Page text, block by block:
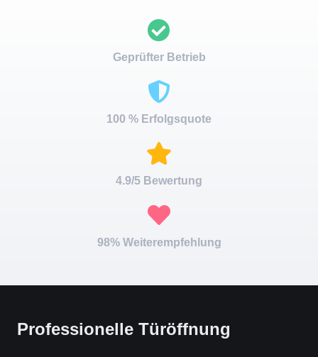
Geprüfter Betrieb
100 % Erfolgsquote
4.9/5 Bewertung
98% Weiterempfehlung
Professionelle Türöffnung